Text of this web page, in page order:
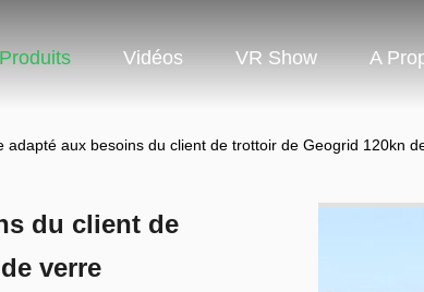
Produits Vidéos VR Show A
adapté aux besoins du client de trottoir de Geogrid 120kn
du client de
verre